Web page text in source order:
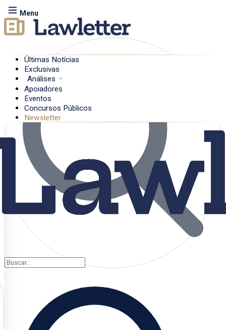
Menu
Últimas Notícias
Exclusivas
Análises
Apoiadores
Eventos
Concursos Públicos
Newsletter